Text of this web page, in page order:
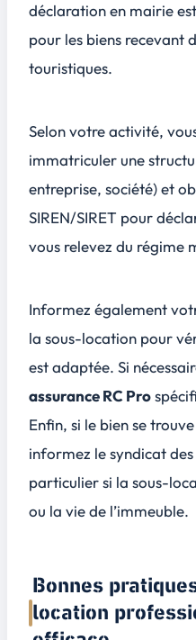
déclaration en mairie
pour les biens recevant
touristiques.
Selon votre activité,
immatriculer une
entreprise, société) et
SIREN/SIRET pour
vous relevez du régime
Informez également
la sous-location pour
est adaptée. Si
assurance RC Pro
Enfin, si le bien se
informez le syndicat
particulier si la sous-
ou la vie de l’immeuble.
Bonnes
location